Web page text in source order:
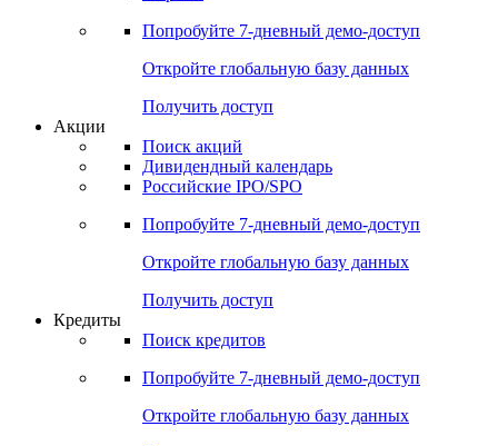
Cbonds Pages
Опросы
Попробуйте7-дневный
Откройте глобальную базу данных
Получить доступ
Поиск акций
Российские IPO/SPO
Попробуйте7-дневный
Откройте глобальную базу данных
Получить доступ
Поиск кредитов